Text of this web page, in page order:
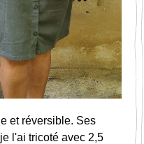
et réversible. Ses
l'ai tricoté avec 2,5